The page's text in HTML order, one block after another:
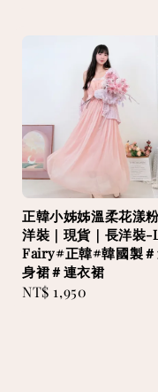
正韓小姊姊溫柔花漾
洋裝｜現貨｜長洋裝-
Fairy#正韓#韓國製
身裙＃連衣裙
Regular
NT$ 1,950